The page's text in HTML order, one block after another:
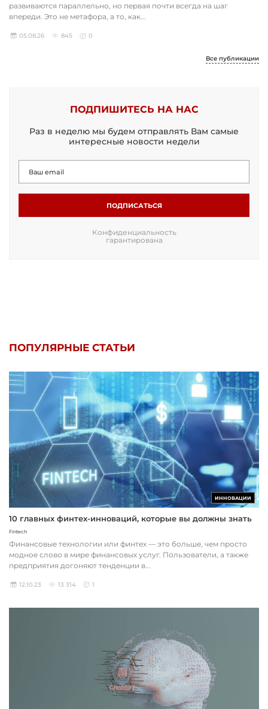
развиваются параллельно, но первая почти всегда на шаг
впереди. Это не метафора, а то, как...
05.08.26 845 0
Все публикации
ПОДПИШИТЕСЬ НА НАС
Раз в неделю мы будем отправлять Вам самые
интересные новости недели
ПОДПИСАТЬСЯ
Конфиденциальность
гарантирована
ПОПУЛЯРНЫЕ СТАТЬИ
ИННОВАЦИИ
10 главных финтех-инноваций, которые вы должны знать
Fintech
Финансовые технологии или финтех — это больше, чем просто
модное слово в мире финансовых услуг. Пользователи, а также
предприятия догоняют тенденции в...
12.10.23 13 314 1